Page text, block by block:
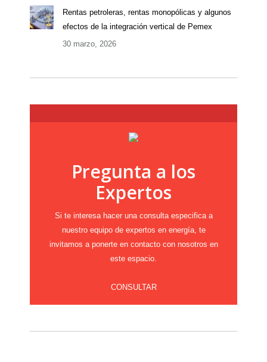
Rentas petroleras, rentas monopólicas y algunos
efectos de la integración vertical de Pemex
30 marzo, 2026
Pregunta a los
Expertos
Si te interesa hacer una consulta especifica a
nuestro equipo de expertos en energía, te
invitamos a ponerte en contacto con nosotros en
este espacio.
CONSULTAR